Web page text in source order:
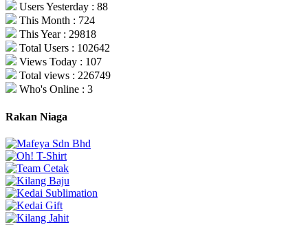
Users Yesterday : 88
This Month : 724
This Year : 29818
Total Users : 102642
Views Today : 107
Total views : 226749
Who's Online : 3
Rakan Niaga